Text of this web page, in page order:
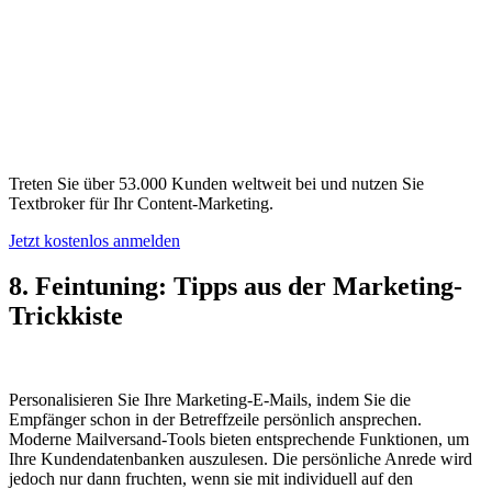
Treten Sie über 53.000 Kunden weltweit bei und nutzen Sie
Textbroker für Ihr Content-Marketing.
Jetzt kostenlos anmelden
8. Feintuning: Tipps aus der Marketing-
Trickkiste
Personalisieren Sie Ihre Marketing-E-Mails, indem Sie die
Empfänger schon in der Betreffzeile persönlich ansprechen.
Moderne Mailversand-Tools bieten entsprechende Funktionen, um
Ihre Kundendatenbanken auszulesen. Die persönliche Anrede wird
jedoch nur dann fruchten, wenn sie mit individuell auf den